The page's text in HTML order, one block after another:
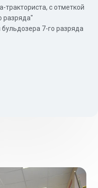
с отметкой
разряда"
7-го разряда